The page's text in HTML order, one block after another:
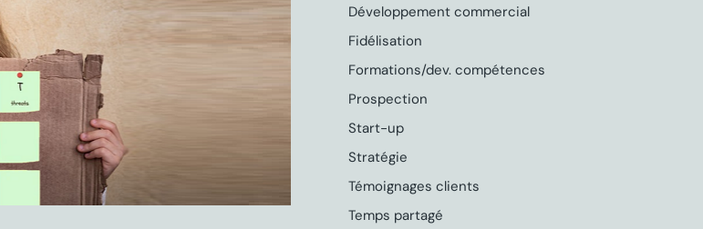
Développement commercial
Fidélisation
Formations/dev. compétences
Prospection
Start-up
Stratégie
Témoignages clients
Temps partagé